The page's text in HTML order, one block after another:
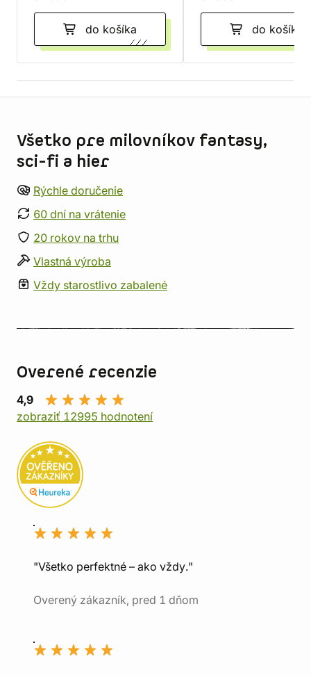
do košíka do košíka
Všetko pre milovníkov fantasy,
sci-fi a hier
Rýchle doručenie
60 dní na vrátenie
20 rokov na trhu
Vlastná výroba
Vždy starostlivo zabalené
Overené recenzie
4,9
zobraziť 12995 hodnotení
"Všetko perfektné – ako vždy."
Overený zákazník, pred 1 dňom